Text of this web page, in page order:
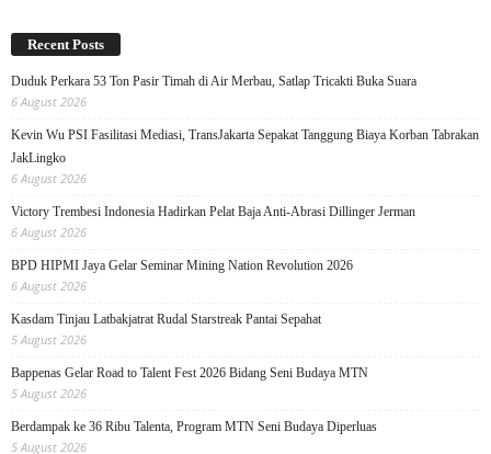
Recent Posts
Duduk Perkara 53 Ton Pasir Timah di Air Merbau, Satlap Tricakti Buka Suara
6 August 2026
Kevin Wu PSI Fasilitasi Mediasi, TransJakarta Sepakat Tanggung Biaya Korban Tabrakan
JakLingko
6 August 2026
Victory Trembesi Indonesia Hadirkan Pelat Baja Anti-Abrasi Dillinger Jerman
6 August 2026
BPD HIPMI Jaya Gelar Seminar Mining Nation Revolution 2026
6 August 2026
Kasdam Tinjau Latbakjatrat Rudal Starstreak Pantai Sepahat
5 August 2026
Bappenas Gelar Road to Talent Fest 2026 Bidang Seni Budaya MTN
5 August 2026
Berdampak ke 36 Ribu Talenta, Program MTN Seni Budaya Diperluas
5 August 2026